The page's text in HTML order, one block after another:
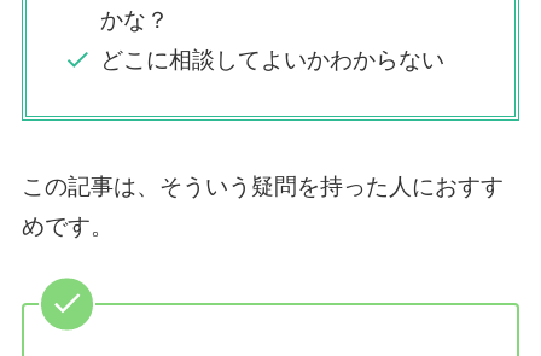
かな？
どこに相談してよいかわからない
この記事は、そういう疑問を持った人におすす
めです。